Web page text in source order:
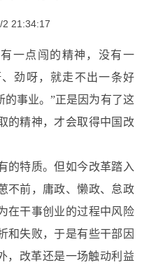
2 21:34:17
点闯的精神，没有一
劲呀，就走不出一条好
事业。”正是因为有了这
的精神，才会取得中国改
特质。但如今改革踏入
不前，庸政、懒政、怠政
在干事创业的过程中风险
和失败，于是有些干部因
，改革还是一场触动利益